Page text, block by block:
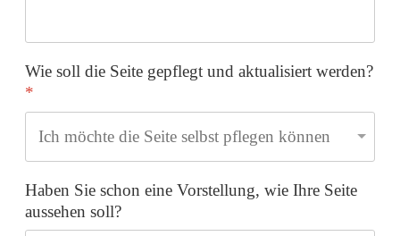
Wie soll die Seite gepflegt und aktualisiert werden?
*
Haben Sie schon eine Vorstellung, wie Ihre Seite
aussehen soll?